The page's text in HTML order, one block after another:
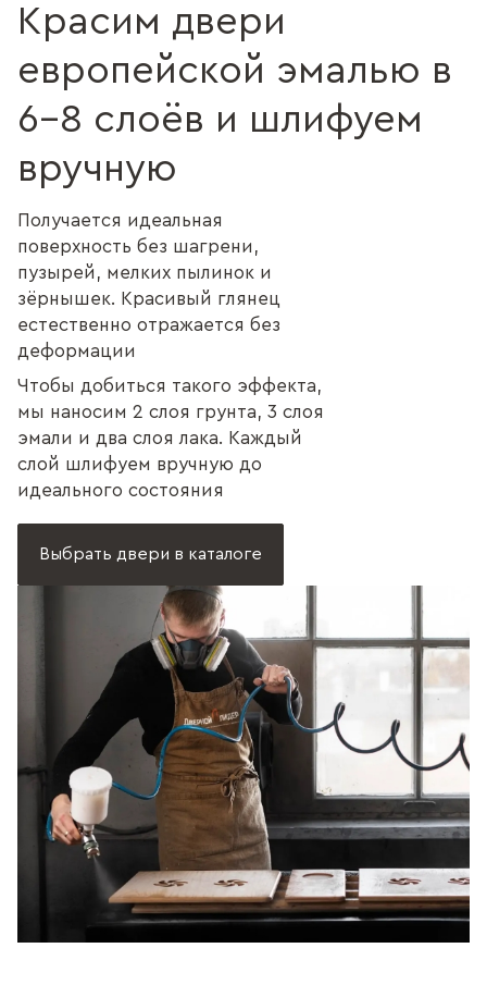
Красим двери
европейской эмалью в
6–8 слоёв и шлифуем
вручную
Получается идеальная
поверхность без шагрени,
пузырей, мелких пылинок и
зёрнышек. Красивый глянец
естественно отражается без
деформации
Чтобы добиться такого эффекта,
мы наносим 2 слоя грунта, 3 слоя
эмали и два слоя лака. Каждый
слой шлифуем вручную до
идеального состояния
Выбрать двери в каталоге